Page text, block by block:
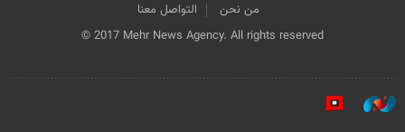
من نحن
التواصل معنا
© 2017 Mehr News Agency. All rights reserved